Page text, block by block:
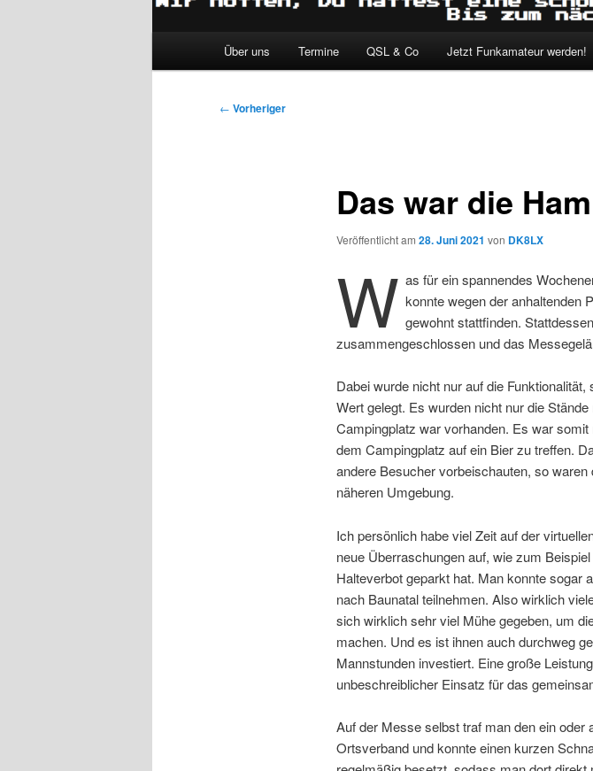
Über uns Termine QSL & Co Jetzt Funkamateur werden!
Beitragsnavigation
← Vorheriger
Das war die
Veröffentlicht am 28. Juni 2021 von DK8LX
W as für ein spannendes
konnte wegen der anhaltenden
gewohnt stattfinden.
zusammengeschlossen und das
Dabei wurde nicht nur auf die
Wert gelegt. Es wurden nicht nur die
Campingplatz war vorhanden. Es war
dem Campingplatz auf ein Bier zu treffen.
andere Besucher vorbeischauten, so
näheren Umgebung.
Ich persönlich habe viel Zeit auf der
neue Überraschungen auf, wie zum
Halteverbot geparkt hat. Man konnte sogar
nach Baunatal teilnehmen. Also wirklich
sich wirklich sehr viel Mühe gegeben, um
machen. Und es ist ihnen auch durchweg
Mannstunden investiert. Eine große
unbeschreiblicher Einsatz für das
Auf der Messe selbst traf man den ein oder
Ortsverband und konnte einen kurzen